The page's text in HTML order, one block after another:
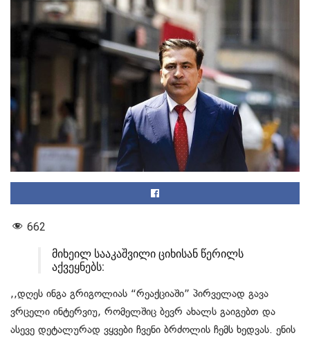
662
მიხეილ სააკაშვილი ციხისან წერილს
აქვეყნებს:
,,დღეს ინგა გრიგოლიას “რეაქციაში” პირველად გავა
ვრცელი ინტერვიუ, რომელშიც ბევრ ახალს გაიგებთ და
ასევე დეტალურად ვყვები ჩვენი ბრძოლის ჩემს ხედვას. ენის